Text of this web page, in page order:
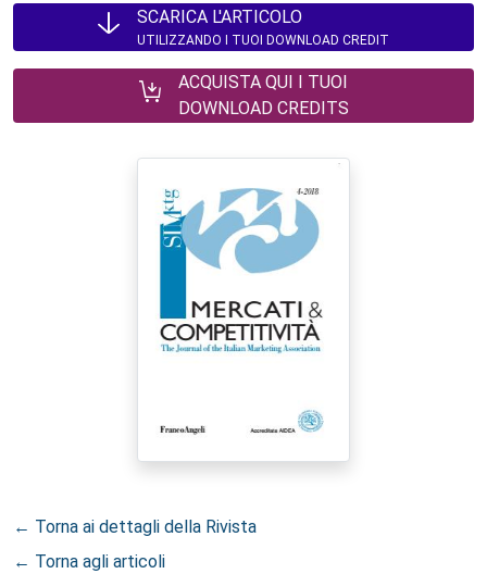
SCARICA L'ARTICOLO
UTILIZZANDO I TUOI DOWNLOAD CREDIT
ACQUISTA QUI I TUOI
DOWNLOAD CREDITS
← Torna ai dettagli della Rivista
← Torna agli articoli